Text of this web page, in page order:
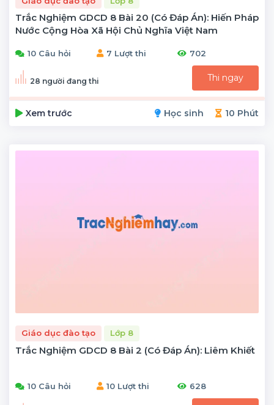
Trắc Nghiệm GDCD 8 Bài 20 (có Đáp Án): Hiến Pháp
Nước Cộng Hòa Xã Hội Chủ Nghĩa Việt Nam
10 Câu hỏi 7 Lượt thi 702
28 người đang thi Thi ngay
Xem trước Học sinh 10 Phút
Giáo dục đào tạo Lớp 8
Trắc Nghiệm GDCD 8 Bài 2 (có Đáp Án): Liêm Khiết
10 Câu hỏi 10 Lượt thi 628